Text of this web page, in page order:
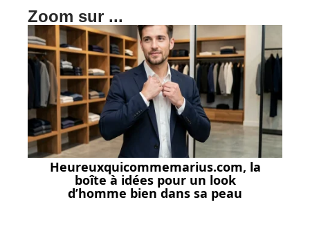
Zoom sur ...
Heureuxquicommemarius.com, la
boîte à idées pour un look
d’homme bien dans sa peau